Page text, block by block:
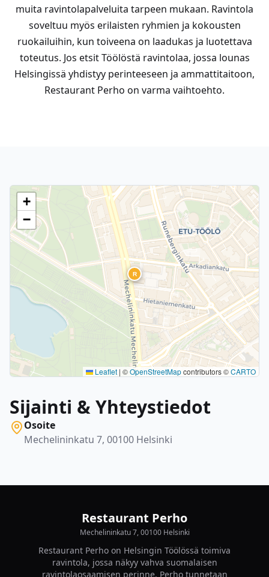
muita ravintolapalveluita tarpeen mukaan. Ravintola
soveltuu myös erilaisten ryhmien ja kokousten
ruokailuihin, kun toiveena on laadukas ja luotettava
toteutus. Jos etsit Töölöstä ravintolaa, jossa lounas
Helsingissä yhdistyy perinteeseen ja ammattitaitoon,
Restaurant Perho on varma vaihtoehto.
R
+
−
Leaflet | ©OpenStreetMapcontributors ©CARTO
Sijainti & Yhteystiedot
Osoite
Mechelininkatu 7, 00100 Helsinki
Restaurant Perho
Mechelininkatu 7, 00100 Helsinki
Restaurant Perho on Helsingin Töölössä toimiva
ravintola, jossa näkyy vahva suomalaisen
ravintolaosaamisen perinne. Perho tunnetaan